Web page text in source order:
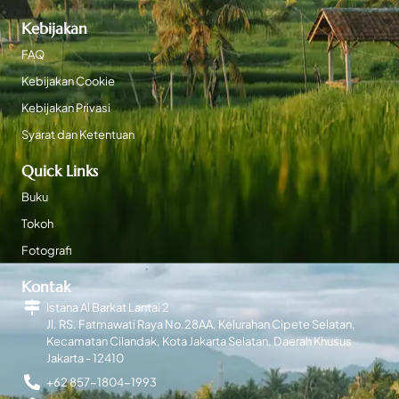
Kebijakan
FAQ
Kebijakan Cookie
Kebijakan Privasi
Syarat dan Ketentuan
Quick Links
Buku
Tokoh
Fotografi
Kontak
Istana Al Barkat Lantai 2
Jl. RS. Fatmawati Raya No.28AA, Kelurahan Cipete Selatan,
Kecamatan Cilandak, Kota Jakarta Selatan, Daerah Khusus
Jakarta - 12410
+62 857-1804-1993